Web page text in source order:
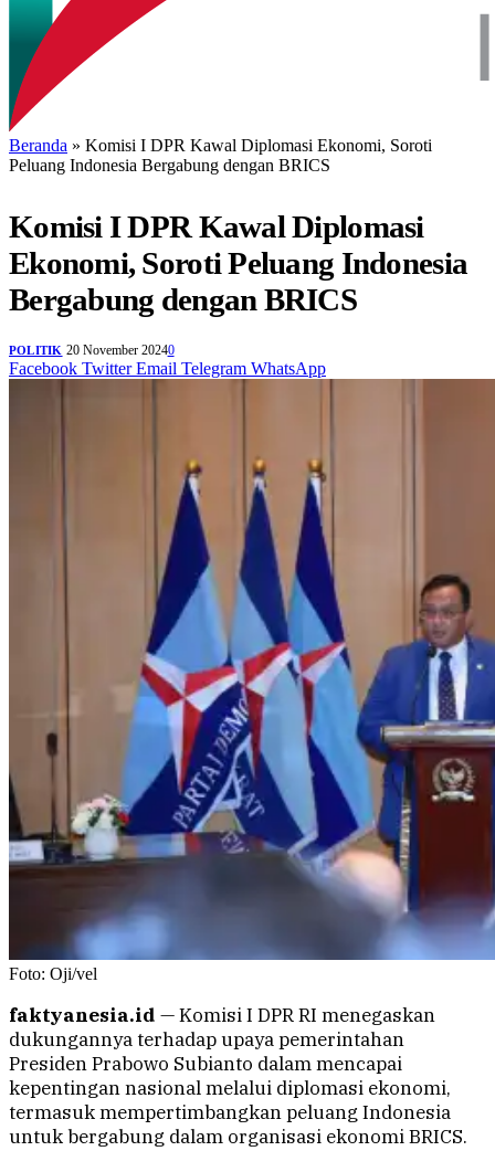
Beranda » Komisi I DPR Kawal Diplomasi Ekonomi, Soroti
Peluang Indonesia Bergabung dengan BRICS
Komisi I DPR Kawal Diplomasi
Ekonomi, Soroti Peluang Indonesia
Bergabung dengan BRICS
POLITIK 20 November 20240
Facebook Twitter Email Telegram WhatsApp
Foto: Oji/vel
faktyanesia.id — Komisi I DPR RI menegaskan
dukungannya terhadap upaya pemerintahan
Presiden Prabowo Subianto dalam mencapai
kepentingan nasional melalui diplomasi ekonomi,
termasuk mempertimbangkan peluang Indonesia
untuk bergabung dalam organisasi ekonomi BRICS.